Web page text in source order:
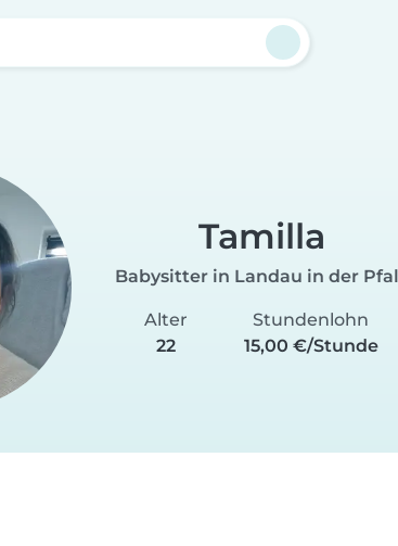
Tamilla
Babysitter in Landau in der
Alter
22
Stundenlohn
15,00 €/Stunde